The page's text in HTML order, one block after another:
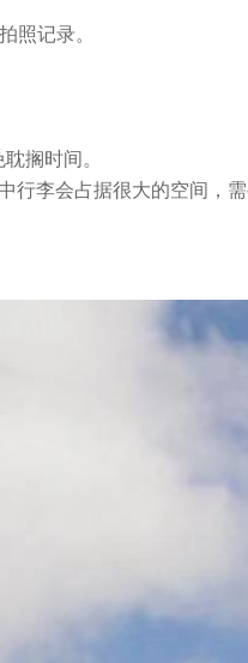
照记录。
搁时间。
行李会占据很大的空间，